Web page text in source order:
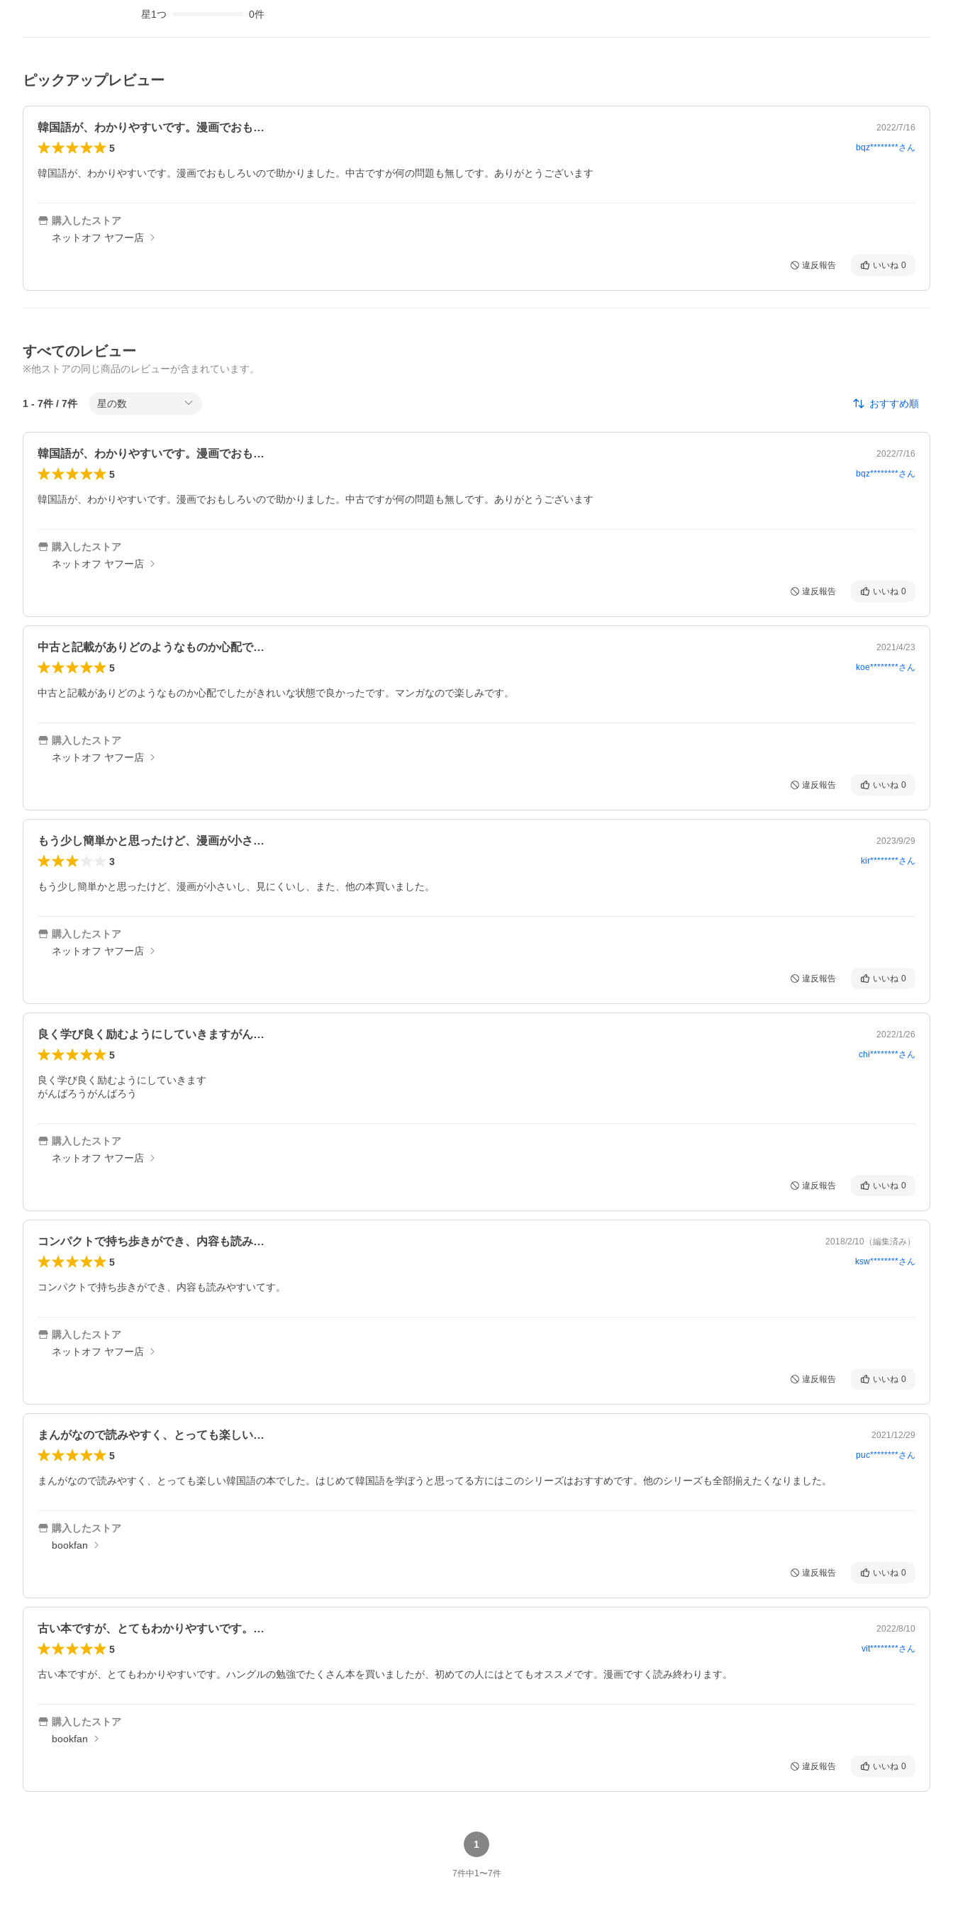
星1つ 0件
ピックアップレビュー
韓国語が、わかりやすいです。漫画でおも… 2022/7/16
5 bqz********さん
韓国語が、わかりやすいです。漫画でおもしろいので助かりました。中古ですが何の問題も無しです。ありがとうございます
購入したストア
ネットオフ ヤフー店
違反報告 いいね 0
すべてのレビュー
※他ストアの同じ商品のレビューが含まれています。
1 - 7件 / 7件 星の数 おすすめ順
韓国語が、わかりやすいです。漫画でおも… 2022/7/16
5 bqz********さん
韓国語が、わかりやすいです。漫画でおもしろいので助かりました。中古ですが何の問題も無しです。ありがとうございます
購入したストア
ネットオフ ヤフー店
違反報告 いいね 0
中古と記載がありどのようなものか心配で… 2021/4/23
5 koe********さん
中古と記載がありどのようなものか心配でしたがきれいな状態で良かったです。マンガなので楽しみです。
購入したストア
ネットオフ ヤフー店
違反報告 いいね 0
もう少し簡単かと思ったけど、漫画が小さ… 2023/9/29
3 kir********さん
もう少し簡単かと思ったけど、漫画が小さいし、見にくいし、また、他の本買いました。
購入したストア
ネットオフ ヤフー店
違反報告 いいね 0
良く学び良く励むようにしていきますがん… 2022/1/26
5 chi********さん
良く学び良く励むようにしていきます
がんばろうがんばろう
購入したストア
ネットオフ ヤフー店
違反報告 いいね 0
コンパクトで持ち歩きができ、内容も読み… 2018/2/10 （編集済み）
5 ksw********さん
コンパクトで持ち歩きができ、内容も読みやすいてす。
購入したストア
ネットオフ ヤフー店
違反報告 いいね 0
まんがなので読みやすく、とっても楽しい… 2021/12/29
5 puc********さん
まんがなので読みやすく、とっても楽しい韓国語の本でした。はじめて韓国語を学ぼうと思ってる方にはこのシリーズはおすすめです。他のシリーズも全部揃えたくなりました。
購入したストア
bookfan
違反報告 いいね 0
古い本ですが、とてもわかりやすいです。… 2022/8/10
5 vit********さん
古い本ですが、とてもわかりやすいです。ハングルの勉強でたくさん本を買いましたが、初めての人にはとてもオススメです。漫画ですく読み終わります。
購入したストア
bookfan
違反報告 いいね 0
1
7件中1〜7件